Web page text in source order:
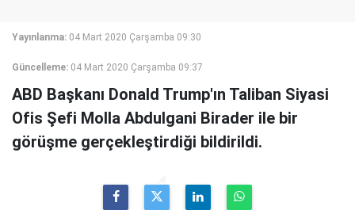
Yayınlanma: 04 Mart 2020 Çarşamba 09:30
Güncelleme: 04 Mart 2020 Çarşamba 09:37
ABD Başkanı Donald Trump'ın Taliban Siyasi
Ofis Şefi Molla Abdulgani Birader ile bir
görüşme gerçekleştirdiği bildirildi.